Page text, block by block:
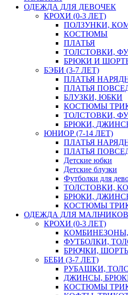
ОДЕЖДА ДЛЯ ДЕВОЧЕК
КРОХИ (0-3 ЛЕТ)
ПОЛЗУНКИ,
КОСТЮМЫ
ПЛАТЬЯ
ТОЛСТОВКИ,
БРЮКИ И
БЭБИ (3-7 ЛЕТ)
ПЛАТЬЯ
ПЛАТЬЯ
БЛУЗКИ, ЮБКИ
КОСТЮМЫ
ТОЛСТОВКИ,
БРЮКИ,
ЮНИОР (7-14 ЛЕТ)
ПЛАТЬЯ
ПЛАТЬЯ
Детские юбки
Детские блузки
Футболки для
ТОЛСТОВКИ,
БРЮКИ,
КОСТЮМЫ
ОДЕЖДА ДЛЯ МАЛЬЧИКОВ
КРОХИ (0-3 ЛЕТ)
ФУТБОЛКИ,
БРЮЧКИ,
БЕБИ (3-7 ЛЕТ)
РУБАШКИ,
ДЖИНСЫ,
КОСТЮМЫ